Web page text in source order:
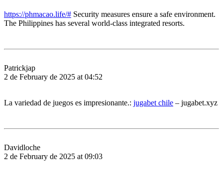
https://phmacao.life/# Security measures ensure a safe environment.
The Philippines has several world-class integrated resorts.
Patrickjap
2 de February de 2025 at 04:52
La variedad de juegos es impresionante.: jugabet chile – jugabet.xyz
Davidloche
2 de February de 2025 at 09:03